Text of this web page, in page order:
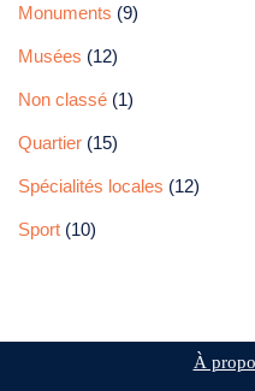
Monuments (9)
Musées (12)
Non classé (1)
Quartier (15)
Spécialités locales (12)
Sport (10)
À